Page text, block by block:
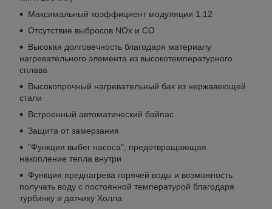
Максимальный коэффициент модуляции 1:12
Отсутствие выбросов NOx и CO
Высокая долговечность благодаря материалу
нагревательного элемента из высокотемпературного
сплава
Высокопрочный нагревательный бак из нержавеющей
стали
Встроенный автоматический байпас
Защита от замерзания
"Функция выбег насоса", предотвращающая
накопление тепла внутри
Функция преднагрева горячей воды и возможность
получать воду с постоянной температурой благодаря
турбинку и датчику Холла